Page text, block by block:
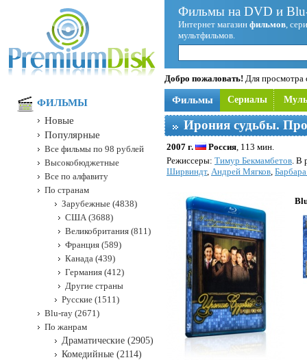
Фильмы на DVD и
Интернет магазин фильмов,
мультфильмов.
Добро пожаловать! Для просмотра
Фильмы Сериалы
Ирония судьбы.
2007 г. Россия, 113 мин.
Режисcеры: Тимур Бекмамбетов. В
Ширвиндт, Андрей Мягков,
ФИЛЬМЫ
Новые
Популярные
Все фильмы по 98 рублей
Высокобюджетные
Все по алфавиту
По странам
Зарубежные (4838)
США (3688)
Великобритания (811)
Франция (589)
Канада (439)
Германия (412)
Другие страны
Русские (1511)
Blu-ray (2671)
По жанрам
Драматические (2905)
Комедийные (2114)